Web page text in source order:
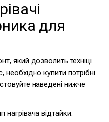
для
який дозволить техніці
купити потрібні
наведені нижче
нагрівача відтайки.